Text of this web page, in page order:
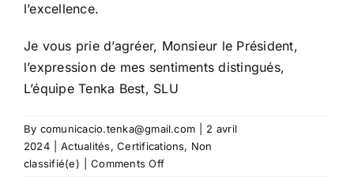
l’excellence.
Je vous prie d’agréer, Monsieur le Président,
l’expression de mes sentiments distingués,
L’équipe Tenka Best, SLU
By comunicacio.tenka@gmail.com
2 avril
2024
Actualités,Certifications, Non
classifié(e)
Comments Offon